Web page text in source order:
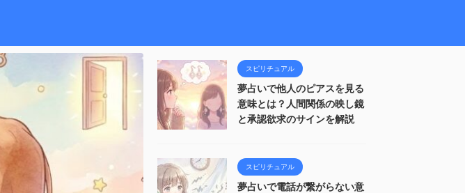
スピリチュアル
夢占いで他人のピアスを見る
意味とは？人間関係の映し鏡
と承認欲求のサインを解説
スピリチュアル
夢占いで電話が繋がらない意